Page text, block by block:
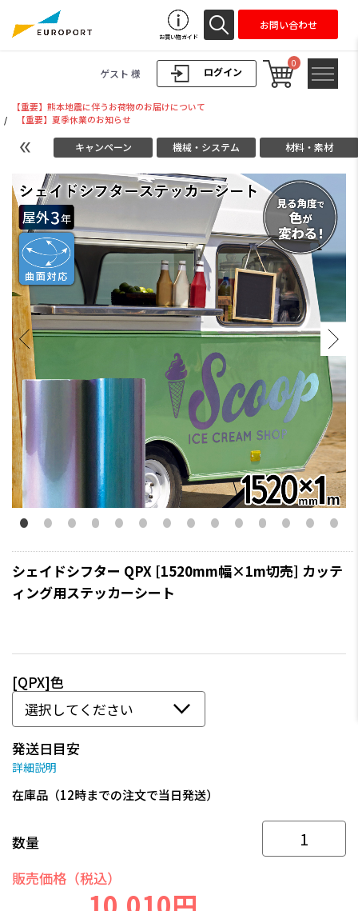
ログイン
ゲスト 様
0
お買い物ガイド
お問い合わせ
【重要】熊本地震に伴うお荷物のお届けについて
/
【重要】夏季休業のお知らせ
キャンペーン 機械・システム 材料・素材
シェイドシフター QPX [1520mm幅×1m切売] カッテ
ィング用ステッカーシート
[QPX]色
発送日目安
詳細説明
在庫品（12時までの注文で当日発送）
数量
販売価格（税込）